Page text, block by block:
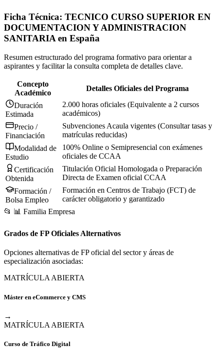
Ficha Técnica: TECNICO CURSO SUPERIOR EN
DOCUMENTACION Y ADMINISTRACION
SANITARIA en España
Resumen estructurado del programa formativo para orientar a
aspirantes y facilitar la consulta completa de detalles clave.
Concepto
Académico
Detalles Oficiales del Programa
Duración
Estimada
2.000 horas oficiales (Equivalente a 2 cursos
académicos)
Precio /
Financiación
Subvenciones Acaula vigentes (Consultar tasas y
matrículas reducidas)
Modalidad de
Estudio
100% Online o Semipresencial con exámenes
oficiales de CCAA
Certificación
Obtenida
Titulación Oficial Homologada o Preparación
Directa de Examen oficial CCAA
Formación /
Bolsa Empleo
Formación en Centros de Trabajo (FCT) de
carácter obligatorio y garantizado
📂 📊 Familia Empresa
Grados de FP Oficiales Alternativos
Opciones alternativas de FP oficial del sector y áreas de
especialización asociadas:
MATRÍCULA ABIERTA
Máster en eCommerce y CMS
→
MATRÍCULA ABIERTA
Curso de Tráfico Digital